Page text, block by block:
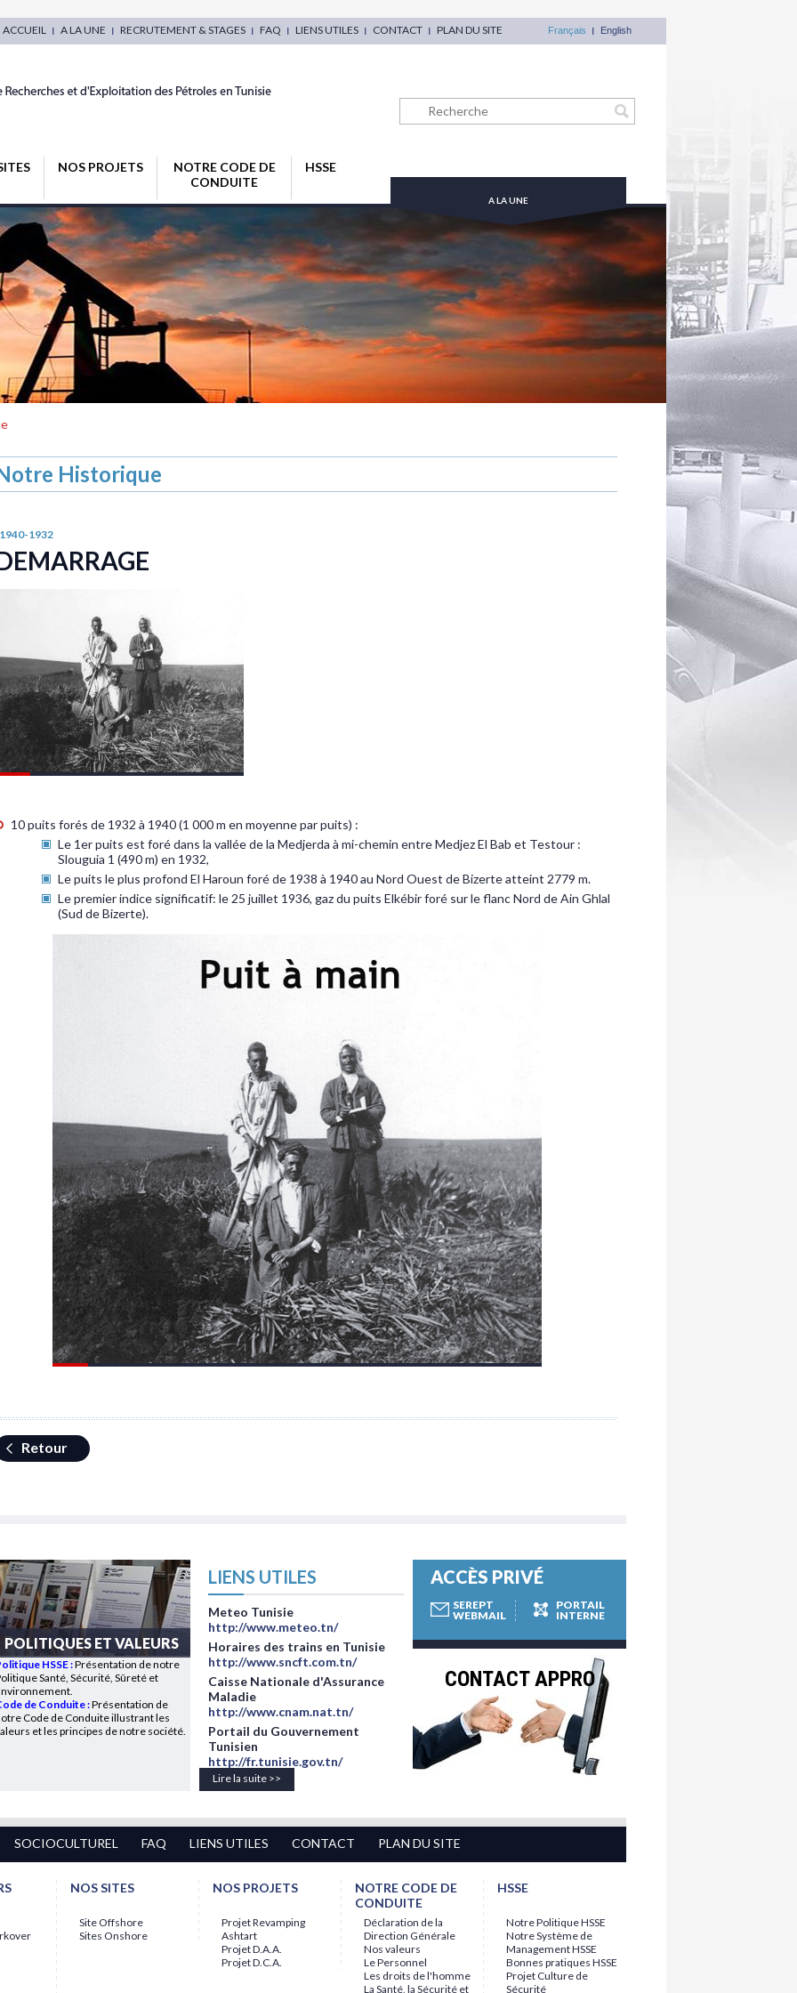
Français English
ACCUEIL A LA UNE RECRUTEMENT & STAGES FAQ LIENS UTILES CONTACT PLAN DU SITE
A LA UNE
NOS PROJETS
NOTRE CODE DE
CONDUITE
HSSE
Historique
1932
10 puits forés de 1932 à 1940 (1 000 m en moyenne par puits) :
Le 1er puits est foré dans la vallée de la Medjerda à mi-chemin entre Medjez El Bab et Testour :
Slouguia 1 (490 m) en 1932,
Le puits le plus profond El Haroun foré de 1938 à 1940 au Nord Ouest de Bizerte atteint 2779 m.
Le premier indice significatif: le 25 juillet 1936, gaz du puits Elkébir foré sur le flanc Nord de Ain Ghlal
(Sud de Bizerte).
Retour
POLITIQUES ET VALEURS
HSSE:Présentation de notre
Santé, Sécurité, Sûreté et
de Conduite :Présentation de
Code de Conduite illustrant les
et les principes de notre société.
LIENS UTILES
Meteo Tunisie
http://www.meteo.tn/
Horaires des trains en Tunisie
http://www.sncft.com.tn/
Caisse Nationale d'Assurance
Maladie
http://www.cnam.nat.tn/
Portail du Gouvernement
Tunisien
http://fr.tunisie.gov.tn/
Lire la suite >>
ACCÈS PRIVÉ
SEREPT
WEBMAIL
PORTAIL
INTERNE
CONTACT APPRO
SOCIOCULTUREL FAQ LIENS UTILES CONTACT PLAN DU SITE
NOS SITES
Site Offshore
Sites Onshore
NOS PROJETS
Projet Revamping
Ashtart
Projet D.A.A.
Projet D.C.A.
NOTRE CODE DE
CONDUITE
Déclaration de la
Direction Générale
Nos valeurs
Le Personnel
Les droits de l'homme
La Santé, la Sécurité et
HSSE
Notre Politique HSSE
Notre Système de
Management HSSE
Bonnes pratiques HSSE
Projet Culture de
Sécurité